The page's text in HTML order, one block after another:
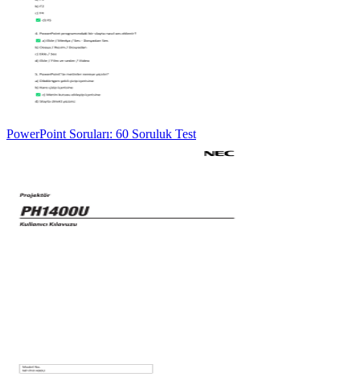
PowerPoint Soruları: 60 Soruluk Test